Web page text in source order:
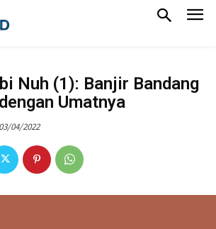
Nuh (1): Banjir Bandang
Umatnya
03/04/2022